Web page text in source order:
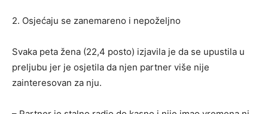
2. Osjećaju se zanemareno i nepoželjno
Svaka peta žena (22,4 posto) izjavila je da se upustila u
preljubu jer je osjetila da njen partner više nije
zainteresovan za nju.